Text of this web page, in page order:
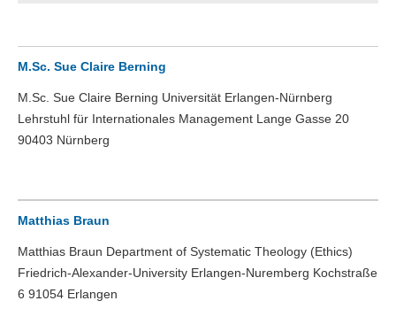
M.Sc. Sue Claire Berning
M.Sc. Sue Claire Berning Universität Erlangen-Nürnberg
Lehrstuhl für Internationales Management Lange Gasse 20
90403 Nürnberg
Matthias Braun
Matthias Braun Department of Systematic Theology (Ethics)
Friedrich-Alexander-University Erlangen-Nuremberg Kochstraße
6 91054 Erlangen